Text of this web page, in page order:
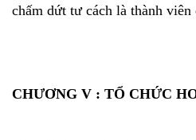
chấm dứt tư cách là thành viên
CHƯƠNG V : TỔ CHỨC